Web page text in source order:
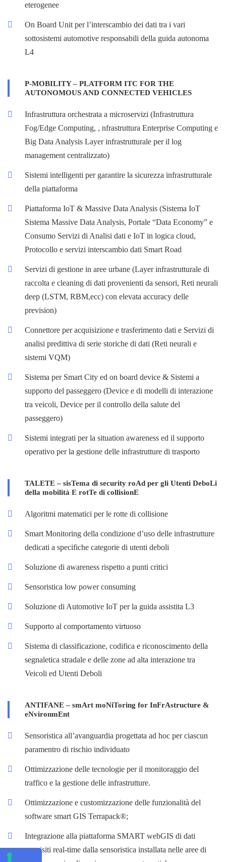
eterogenee
On Board Unit per l’interscambio dei dati tra i vari
sottosistemi automotive responsabili della guida autonoma
L4
P-MOBILITY – PLATFORM ITC FOR THE
AUTONOMOUS AND CONNECTED VEHICLES
Infrastruttura orchestrata a microservizi (Infrastruttura
Fog/Edge Computing, , nfrastruttura Enterprise Computing e
Big Data Analysis Layer infrastrutturale per il log
management centralizzato)
Sistemi intelligenti per garantire la sicurezza infrastrutturale
della piattaforma
Piattaforma IoT & Massive Data Analysis (Sistema IoT
Sistema Massive Data Analysis, Portale “Data Economy” e
Consumo Servizi di Analisi dati e IoT in logica cloud,
Protocollo e servizi interscambio dati Smart Road
Servizi di gestione in aree urbane (Layer infrastrutturale di
raccolta e cleaning di dati provenienti da sensori, Reti neurali
deep (LSTM, RBM,ecc) con elevata accuracy delle
prevision)
Connettore per acquisizione e trasferimento dati e Servizi di
analisi predittiva di serie storiche di dati (Reti neurali e
sistemi VQM)
Sistema per Smart City ed on board device & Sistemi a
supporto del passeggero (Device e di modelli di interazione
tra veicoli, Device per il controllo della salute del
passeggero)
Sistemi integrati per la situation awareness ed il supporto
operativo per la gestione delle infrastrutture di trasporto
TALETE – sisTema di security roAd per gli Utenti DeboLi
della mobilità E rotTe di collisionE
Algoritmi matematici per le rotte di collisione
Smart Monitoring della condizione d’uso delle infrastrutture
dedicati a specifiche categorie di utenti deboli
Soluzione di awareness rispetto a punti critici
Sensoristica low power consuming
Soluzione di Automotive IoT per la guida assistita L3
Supporto al comportamento virtuoso
Sistema di classificazione, codifica e riconoscimento della
segnaletica stradale e delle zone ad alta interazione tra
Veicoli ed Utenti Deboli
ANTIFANE – smArt moNiToring for InFrAstructure &
eNvironmEnt
Sensoristica all’avanguardia progettata ad hoc per ciascun
paramentro di rischio individuato
Ottimizzazione delle tecnologie per il monitoraggio del
traffico e la gestione delle infrastrutture.
Ottimizzazione e customizzazione delle funzionalità del
software smart GIS Terrapack®;
Integrazione alla piattaforma SMART webGIS di dati
acquisiti real-time dalla sensoristica installata nelle aree di